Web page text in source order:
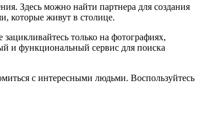
Здесь можно найти партнера для создания
которые живут в столице.
только на фотографиях,
и функциональный сервис для поиска
с интересными людьми. Воспользуйтесь